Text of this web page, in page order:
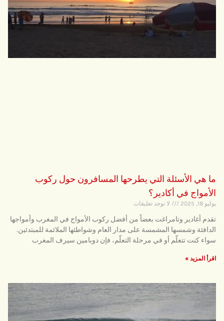
ما هي الأسئلة التي يطرحها المسافرون حول ركوب
الأمواج في أكادير؟
يوليو 18, 2025 لا توجد تعليقات
تقدم أغادير وتامراغت بعضاً من أفضل ركوب الأمواج في المغرب وأمواجها
الدافئة وشمسها المشمسة على مدار العام وشواطئها الملائمة للمبتدئين.
سواء كنت تتعلّم أو في مرحلة التعلّم، فإن دوبامين سيرف المغرب
اقرأ المزيد »